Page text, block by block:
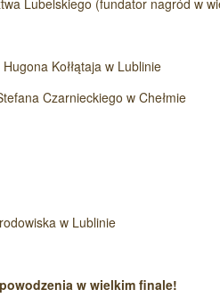
Lubelskiego (fundator nagród w
Kołłątaja w Lublinie
Czarnieckiego w Chełmie
w Lublinie
w wielkim finale!